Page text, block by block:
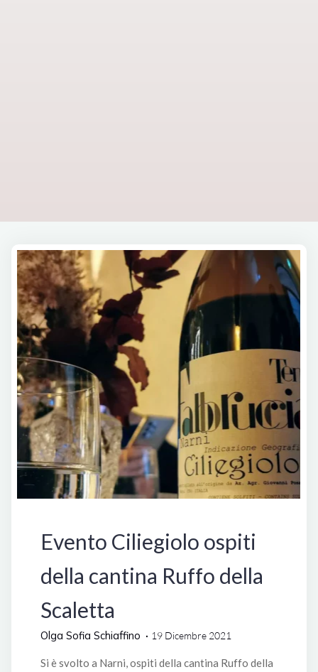
Evento Ciliegiolo ospiti
della cantina Ruffo della
Scaletta
Olga Sofia Schiaffino 19 Dicembre 2021
Si è svolto a Narni, ospiti della cantina Ruffo della